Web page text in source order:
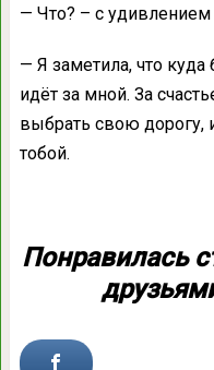
— Что? – с удивлением
— Я заметила, что
идёт за мной. За
выбрать свою дорогу,
тобой.
Понравилась